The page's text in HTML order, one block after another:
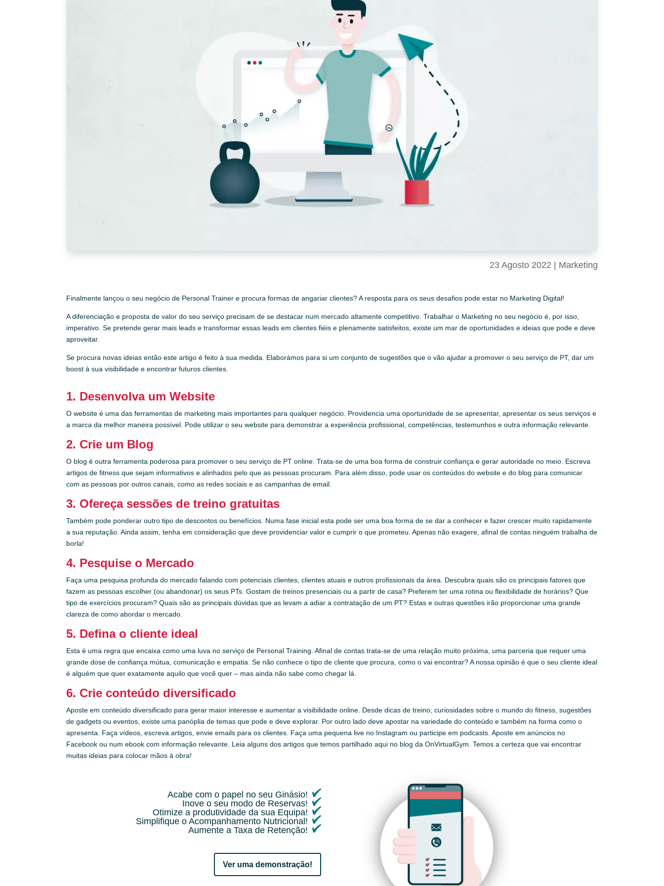
23 Agosto 2022 | Marketing
Finalmente lançou o seu negócio de Personal Trainer e procura formas de angariar clientes? A resposta para os seus desafios pode estar no Marketing Digital!
A diferenciação e proposta de valor do seu serviço precisam de se destacar num mercado altamente competitivo. Trabalhar o Marketing no seu negócio é, por isso,
imperativo. Se pretende gerar mais leads e transformar essas leads em clientes fiéis e plenamente satisfeitos, existe um mar de oportunidades e ideias que pode e deve
aproveitar.
Se procura novas ideias então este artigo é feito à sua medida. Elaborámos para si um conjunto de sugestões que o vão ajudar a promover o seu serviço de PT, dar um
boost à sua visibilidade e encontrar futuros clientes.
1. Desenvolva um Website
O website é uma das ferramentas de marketing mais importantes para qualquer negócio. Providencia uma oportunidade de se apresentar, apresentar os seus serviços e
a marca da melhor maneira possível. Pode utilizar o seu website para demonstrar a experiência profissional, competências, testemunhos e outra informação relevante.
2. Crie um Blog
O blog é outra ferramenta poderosa para promover o seu serviço de PT online. Trata-se de uma boa forma de construir confiança e gerar autoridade no meio. Escreva
artigos de fitness que sejam informativos e alinhados pelo que as pessoas procuram. Para além disso, pode usar os conteúdos do website e do blog para comunicar
com as pessoas por outros canais, como as redes sociais e as campanhas de email.
3. Ofereça sessões de treino gratuitas
Também pode ponderar outro tipo de descontos ou benefícios. Numa fase inicial esta pode ser uma boa forma de se dar a conhecer e fazer crescer muito rapidamente
a sua reputação. Ainda assim, tenha em consideração que deve providenciar valor e cumprir o que prometeu. Apenas não exagere, afinal de contas ninguém trabalha de
borla!
4. Pesquise o Mercado
Faça uma pesquisa profunda do mercado falando com potenciais clientes, clientes atuais e outros profissionais da área. Descubra quais são os principais fatores que
fazem as pessoas escolher (ou abandonar) os seus PTs. Gostam de treinos presenciais ou a partir de casa? Preferem ter uma rotina ou flexibilidade de horários? Que
tipo de exercícios procuram? Quais são as principais dúvidas que as levam a adiar a contratação de um PT? Estas e outras questões irão proporcionar uma grande
clareza de como abordar o mercado.
5. Defina o cliente ideal
Esta é uma regra que encaixa como uma luva no serviço de Personal Training. Afinal de contas trata-se de uma relação muito próxima, uma parceria que requer uma
grande dose de confiança mútua, comunicação e empatia. Se não conhece o tipo de cliente que procura, como o vai encontrar? A nossa opinião é que o seu cliente ideal
é alguém que quer exatamente aquilo que você quer – mas ainda não sabe como chegar lá.
6. Crie conteúdo diversificado
Aposte em conteúdo diversificado para gerar maior interesse e aumentar a visibilidade online. Desde dicas de treino, curiosidades sobre o mundo do fitness, sugestões
de gadgets ou eventos, existe uma panóplia de temas que pode e deve explorar. Por outro lado deve apostar na variedade do conteúdo e também na forma como o
apresenta. Faça vídeos, escreva artigos, envie emails para os clientes. Faça uma pequena live no Instagram ou participe em podcasts. Aposte em anúncios no
Facebook ou num ebook com informação relevante. Leia alguns dos artigos que temos partilhado aqui no blog da OnVirtualGym. Temos a certeza que vai encontrar
muitas ideias para colocar mãos à obra!
Acabe com o papel no seu Ginásio!
Inove o seu modo de Reservas!
Otimize a produtividade da sua Equipa!
Simplifique o Acompanhamento Nutricional!
Aumente a Taxa de Retenção!
Ver uma demonstração!